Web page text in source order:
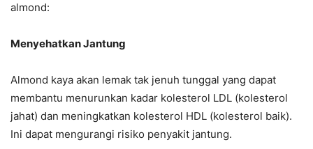
almond:
Menyehatkan Jantung
Almond kaya akan lemak tak jenuh tunggal yang dapat
membantu menurunkan kadar kolesterol LDL (kolesterol
jahat) dan meningkatkan kolesterol HDL (kolesterol baik).
Ini dapat mengurangi risiko penyakit jantung.